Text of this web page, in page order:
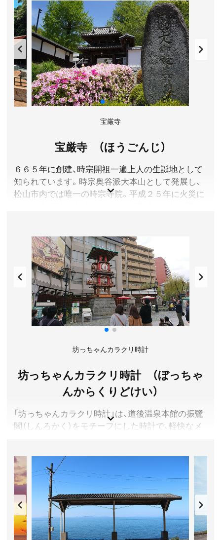
弟をはじめ、近代国家の形成期の世界や日本で起き
た出来事、その中で生きた人びとの人生など多くの
物語が描かれ、現代を生きる私たちに大きな示唆を
与えてくれます。本ミュージアムでは、これらを
テーマにした展示や様々な催しを行うことで訪れた
方々に歴史を学び、未来への思索を深めていただき
たいと願っています。
愛媛県松山市
休館日／毎週月曜日(休日の場合は開館、ほか臨時開館あ
アクセス／JR松山駅より市内電車(道後温泉行)で「大街
道」下車、徒歩約2分(所要時間 約10分)
所在地／愛媛県松山市一番町三丁目20番地
宝厳寺
宝厳寺 （ほうごんじ）
６６５年に創建、時宗開祖一遍上人の生誕地として
知られています。時宗奥谷派大本山として発展し、
松山市内では唯一の時宗寺院。平成２５年に火災に
夕焼けスポットとしても有名で、多くの参拝者が訪
れています。
愛媛県松山市
拝観料／無料
参拝時間／9:00～17:00
定休日／なし
アクセス／伊予鉄道(市内電車)道後温泉行で終点「道後
所在地／愛媛県松山市道後湯月町5-4
お問い合わせ／089-946-2418
坊っちゃんカラクリ時計
坊っちゃんカラクリ時計 （ぼっちゃ
んからくりどけい）
「坊っちゃんカラクリ時計」は、道後温泉本館の振鷺
閣（しんろかく）をモチーフにした時計で、軽快なメ
平日８時〜２２時の１時間ごと、土日祝日等は３０
分ごとに作動します。
愛媛県松山市
アクセス／伊予鉄道 道後温泉駅より徒歩約1分
所在地／愛媛県松山市道後湯之町
お問い合わせ／089-948-6556